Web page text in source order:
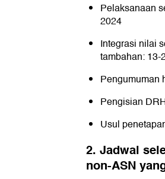
Pelaksanaan
2024
Integrasi nilai
tambahan:
Pengumuman
Pengisian
Usul
2. Jadwal
non-ASN